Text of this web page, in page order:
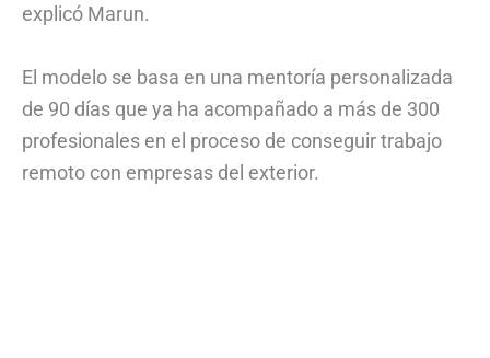
explicó Marun.
El modelo se basa en una mentoría personalizada
de 90 días que ya ha acompañado a más de 300
profesionales en el proceso de conseguir trabajo
remoto con empresas del exterior.